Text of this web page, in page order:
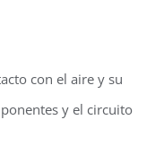
con el aire y su
y el circuito